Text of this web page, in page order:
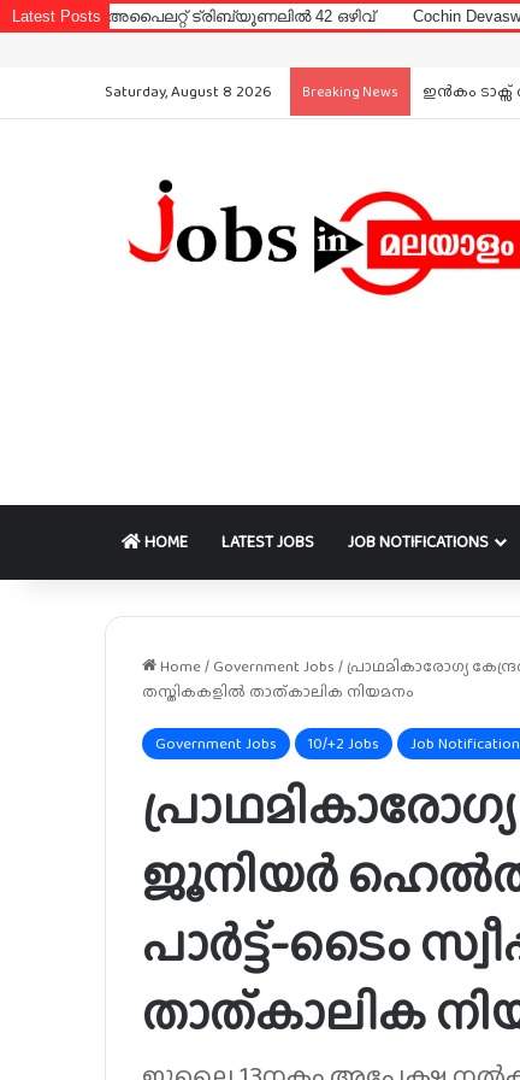
Latest Postsട്രിബ്യൂണലിൽ 42 ഒഴിവ് Cochin Devaswom Board LD
Saturday, August 8 2026
Breaking News ഇൻകം
HOME LATEST JOBS JOB NOTIFICATIONS
Home/ Government Jobs / പ്രാഥമികാരോഗ്യ
തസ്തികകളില്‍ താത്കാലിക നിയമനം
Government Jobs 10/+2 Jobs Job
ജൂനിയർ
പാര്‍ട്ട്-ടൈം
താത്കാലിക